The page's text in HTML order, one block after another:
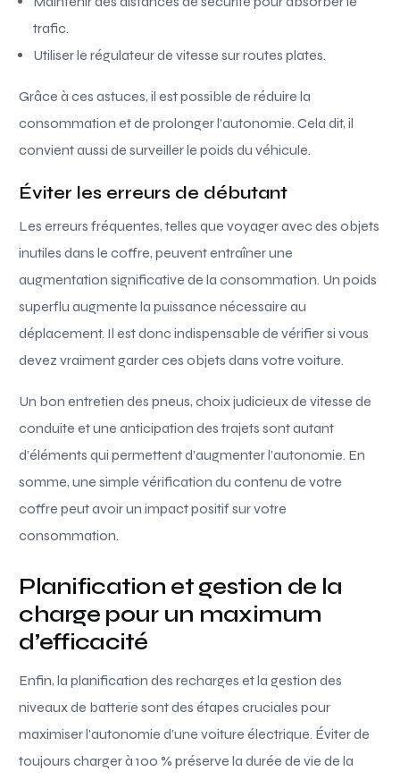
trafic.
Utiliser le régulateur de vitesse sur routes plates.
Grâce à ces astuces, il est possible de réduire la
consommation et de prolonger l’autonomie. Cela dit, il
convient aussi de surveiller le poids du véhicule.
Éviter les erreurs de débutant
Les erreurs fréquentes, telles que voyager avec des objets
inutiles dans le coffre, peuvent entraîner une
augmentation significative de la consommation. Un poids
superflu augmente la puissance nécessaire au
déplacement. Il est donc indispensable de vérifier si vous
devez vraiment garder ces objets dans votre voiture.
Un bon entretien des pneus, choix judicieux de vitesse de
conduite et une anticipation des trajets sont autant
d’éléments qui permettent d’augmenter l’autonomie. En
somme, une simple vérification du contenu de votre
coffre peut avoir un impact positif sur votre
consommation.
Planification et gestion de la
charge pour un maximum
d’efficacité
Enfin, la planification des recharges et la gestion des
niveaux de batterie sont des étapes cruciales pour
maximiser l’autonomie d’une voiture électrique. Éviter de
toujours charger à 100 % préserve la durée de vie de la